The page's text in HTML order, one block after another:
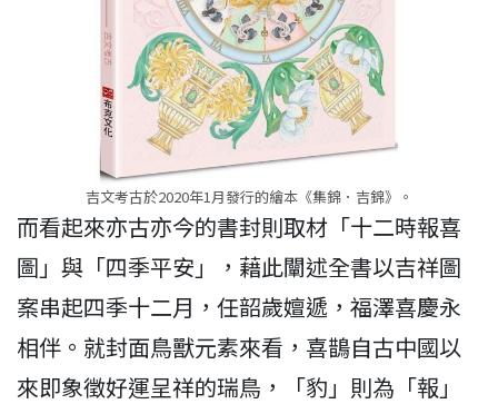
吉文考古於2020年1月發行的繪本《集錦．吉錦》。
而看起來亦古亦今的書封則取材「十二時報喜
圖」與「四季平安」，藉此闡述全書以吉祥圖
案串起四季十二月，任韶歲嬗遞，福澤喜慶永
相伴。就封面鳥獸元素來看，喜鵲自古中國以
來即象徵好運呈祥的瑞鳥，「豹」則為「報」